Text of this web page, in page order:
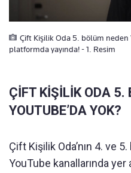
Çift Kişilik Oda 5. bölüm neden
platformda yayında! - 1. Resim
ÇİFT KİŞİLİK ODA 5.
YOUTUBE’DA YOK?
Çift Kişilik Oda’nın 4. ve
YouTube kanallarında yer